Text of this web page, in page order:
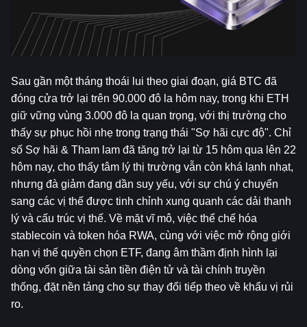
Sau gần một tháng thoái lui theo giai đoạn, giá BTC đã
đóng cửa trở lại trên 90.000 đô la hôm nay, trong khi ETH
giữ vững vùng 3.000 đô la quan trọng, với thị trường cho
thấy sự phục hồi nhẹ trong trạng thái "Sợ hãi cực độ". Chỉ
số Sợ hãi & Tham lam đã tăng trở lại từ 15 hôm qua lên 22
hôm nay, cho thấy tâm lý thị trường vẫn còn khá lạnh nhạt,
nhưng đà giảm đang dần suy yếu, với sự chú ý chuyển
sang các vị thế được tinh chỉnh xung quanh các dải thanh
lý và cấu trúc vị thế. Về mặt vĩ mô, việc thể chế hóa
stablecoin và token hóa RWA, cùng với việc mở rộng giới
hạn vị thế quyền chọn ETF, đang âm thầm định hình lại
dòng vốn giữa tài sản tiền điện tử và tài chính truyền
thống, đặt nền tảng cho sự thay đổi tiếp theo về khẩu vị rủi
ro.